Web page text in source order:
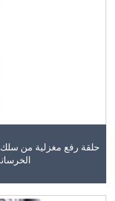
حلقة رفع مغزلية من